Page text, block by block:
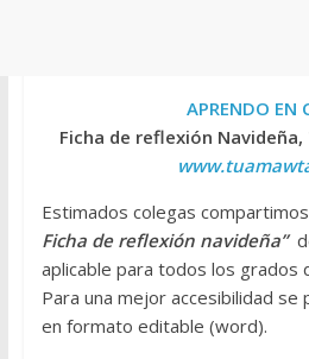
APRENDO EN
Ficha de reflexión
Estimados colegas
Ficha de reflexión navideña”
aplicable para todos los grados
Para una mejor accesibilidad
en formato editable (word).